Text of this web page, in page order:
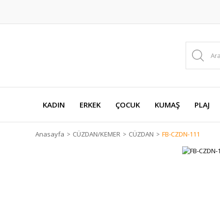
KADIN ERKEK ÇOCUK KUMAŞ PLAJ
Anasayfa CÜZDAN/KEMER CÜZDAN FB-CZDN-111